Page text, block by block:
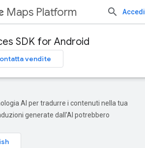
Maps Platform Accedi
SDK for Android
vendite
AI per tradurre i contenuti nella tua
generate dall'AI potrebbero